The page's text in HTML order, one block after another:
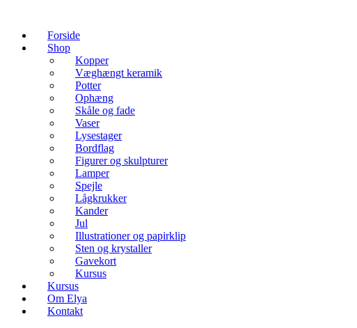
Forside
Shop
Kopper
Væghængt keramik
Potter
Ophæng
Skåle og fade
Vaser
Lysestager
Bordflag
Figurer og skulpturer
Lamper
Spejle
Lågkrukker
Kander
Jul
Illustrationer og papirklip
Sten og krystaller
Gavekort
Kursus
Kursus
Om Elya
Kontakt